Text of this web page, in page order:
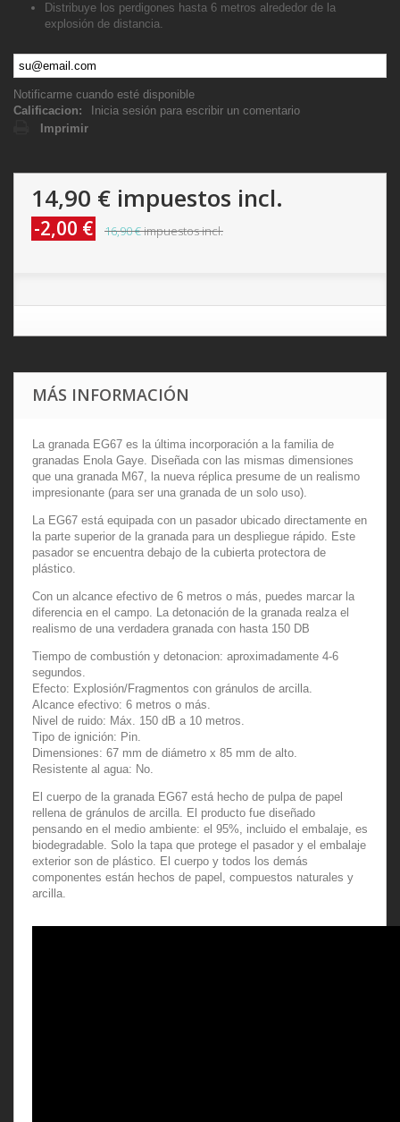
Distribuye los perdigones hasta 6 metros alrededor de la
explosión de distancia.
Notificarme cuando esté disponible
Calificacion:
Inicia sesión para escribir un comentario
Imprimir
14,90 € impuestos incl.
-2,00 € 16,90 €impuestos incl.
MÁS INFORMACIÓN
La granada EG67 es la última incorporación a la familia de
granadas Enola Gaye. Diseñada con las mismas dimensiones
que una granada M67, la nueva réplica presume de un realismo
impresionante (para ser una granada de un solo uso).
La EG67 está equipada con un pasador ubicado directamente en
la parte superior de la granada para un despliegue rápido. Este
pasador se encuentra debajo de la cubierta protectora de
plástico.
Con un alcance efectivo de 6 metros o más, puedes marcar la
diferencia en el campo. La detonación de la granada realza el
realismo de una verdadera granada con hasta 150 DB
Tiempo de combustión y detonacion: aproximadamente 4-6
segundos.
Efecto: Explosión/Fragmentos con gránulos de arcilla.
Alcance efectivo: 6 metros o más.
Nivel de ruido: Máx. 150 dB a 10 metros.
Tipo de ignición: Pin.
Dimensiones: 67 mm de diámetro x 85 mm de alto.
Resistente al agua: No.
El cuerpo de la granada EG67 está hecho de pulpa de papel
rellena de gránulos de arcilla. El producto fue diseñado
pensando en el medio ambiente: el 95%, incluido el embalaje, es
biodegradable. Solo la tapa que protege el pasador y el embalaje
exterior son de plástico. El cuerpo y todos los demás
componentes están hechos de papel, compuestos naturales y
arcilla.